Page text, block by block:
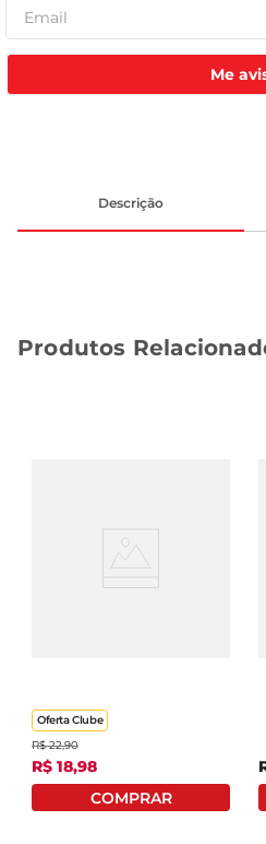
Me
Descrição
Produtos
Oferta Clube
R$ 22,90
R$ 18,98